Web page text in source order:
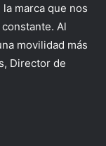
la marca que nos
. Al
movilidad más
Director de